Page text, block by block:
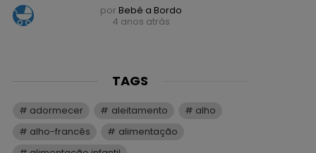
por Bebé a Bordo
4 anos atrás
TAGS
adormecer aleitamento
alho
alho-francês
alimentação